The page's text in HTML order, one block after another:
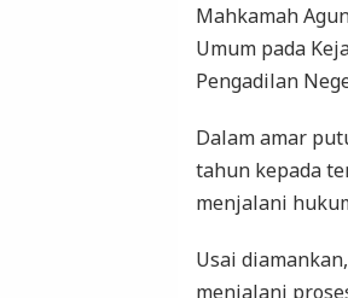
Mahkamah
Umum pada
Pengadilan
Dalam amar
tahun kepada
menjalani
Usai
menjalani